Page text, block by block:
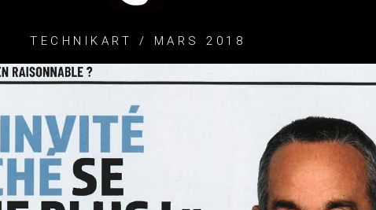
TECHNIKART / MARS 2018